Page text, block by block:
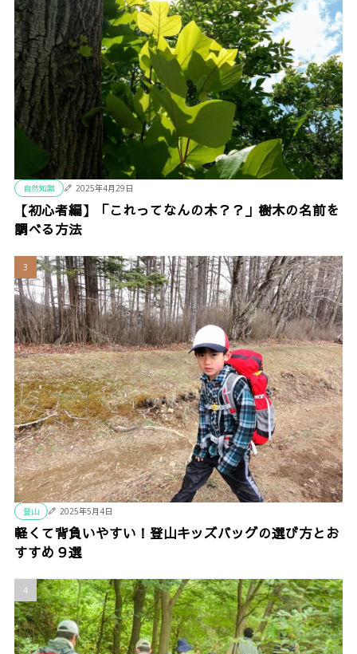
自然知識 2025年4月29日
【初心者編】「これってなんの木？？」樹木の名前を
調べる方法
登山 2025年5月4日
軽くて背負いやすい！登山キッズバッグの選び方とお
すすめ９選